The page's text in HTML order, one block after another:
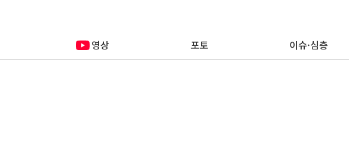
영상 포토 이슈·심층